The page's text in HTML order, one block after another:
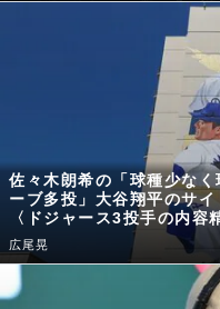
佐々木朗希の「球種少な
ーブ多投」大谷翔平のサ
〈ドジャース3投手の内容
広尾晃